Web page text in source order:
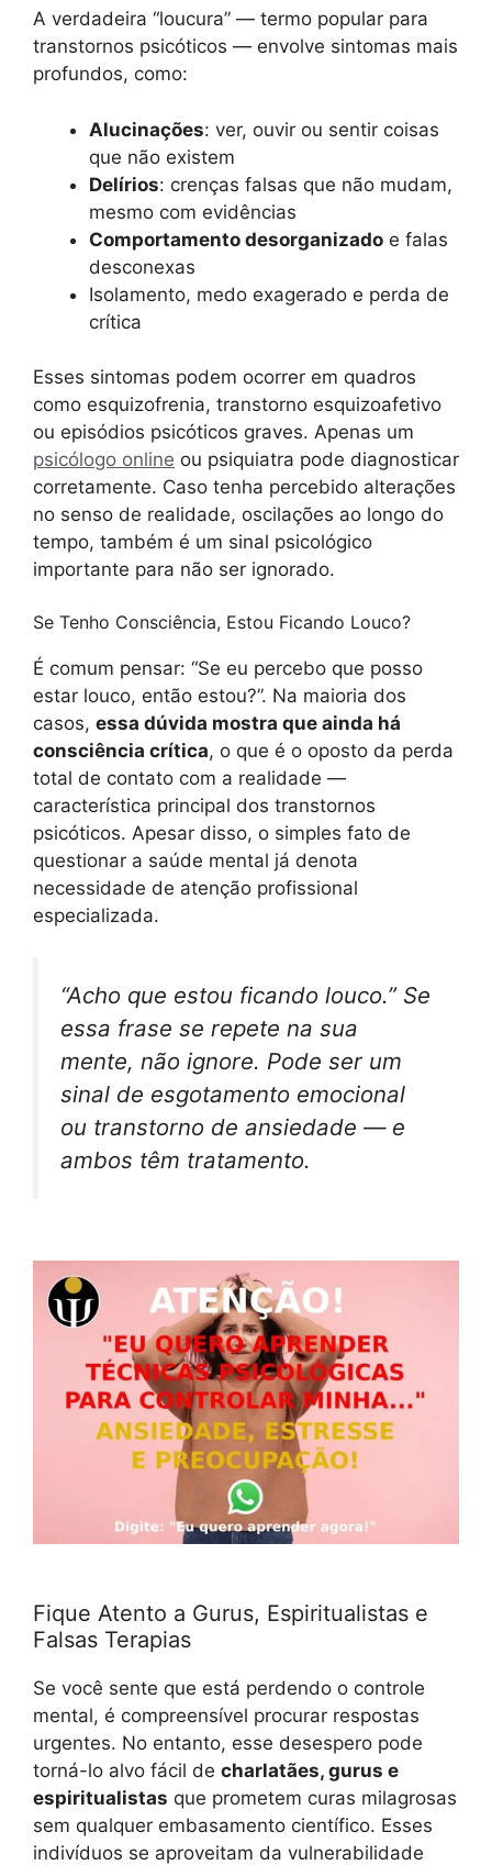
A verdadeira “loucura” — termo popular para
transtornos psicóticos — envolve sintomas mais
profundos, como:
Alucinações: ver, ouvir ou sentir coisas
que não existem
Delírios: crenças falsas que não mudam,
mesmo com evidências
Comportamento desorganizado e falas
desconexas
Isolamento, medo exagerado e perda de
crítica
Esses sintomas podem ocorrer em quadros
como esquizofrenia, transtorno esquizoafetivo
ou episódios psicóticos graves. Apenas um
psicólogo online ou psiquiatra pode diagnosticar
corretamente. Caso tenha percebido alterações
no senso de realidade, oscilações ao longo do
tempo, também é um sinal psicológico
importante para não ser ignorado.
Se Tenho Consciência, Estou Ficando Louco?
É comum pensar: “Se eu percebo que posso
estar louco, então estou?”. Na maioria dos
casos, essa dúvida mostra que ainda há
consciência crítica, o que é o oposto da perda
total de contato com a realidade —
característica principal dos transtornos
psicóticos. Apesar disso, o simples fato de
questionar a saúde mental já denota
necessidade de atenção profissional
especializada.
“Acho que estou ficando louco.” Se
essa frase se repete na sua
mente, não ignore. Pode ser um
sinal de esgotamento emocional
ou transtorno de ansiedade — e
ambos têm tratamento.
Fique Atento a Gurus, Espiritualistas e
Falsas Terapias
Se você sente que está perdendo o controle
mental, é compreensível procurar respostas
urgentes. No entanto, esse desespero pode
torná-lo alvo fácil de charlatães, gurus e
espiritualistas que prometem curas milagrosas
sem qualquer embasamento científico. Esses
indivíduos se aproveitam da vulnerabilidade